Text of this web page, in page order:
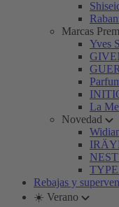
Marcas
Yves
La
Novedad
Rebajas y
☀️ Verano